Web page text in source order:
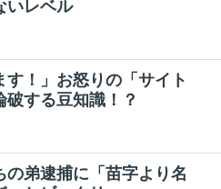
いレベル
す！」お怒りの「サイト
破する豆知識！？
の弟逮捕に「苗字より名